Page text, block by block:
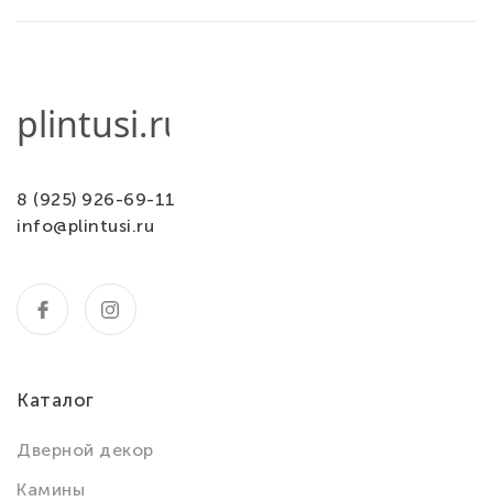
8 (925) 926-69-11
info@plintusi.ru
Каталог
Дверной декор
Камины